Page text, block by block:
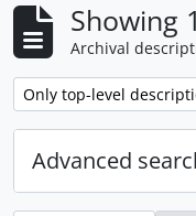
Showing
Archival
Remove filter:
Only top-level
Advanced